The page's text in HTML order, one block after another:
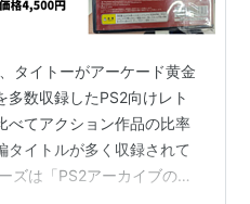
タイトーがアーケード黄金
数収録したPS2向けレト
べてアクション作品の比率
タイトルが多く収録されて
ズは「PS2アーカイブの基